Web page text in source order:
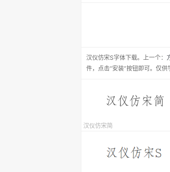
汉仪仿宋S字体下载。 上一个：
件，点击“安装”按钮即可。仅供
汉仪仿宋简